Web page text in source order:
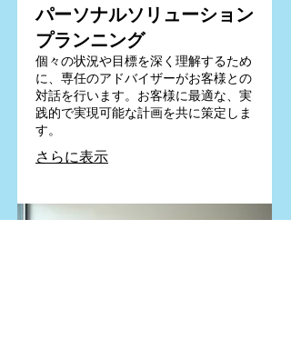
パーソナルソリューション
プランニング
個々の状況や目標を深く理解するため
に、専任のアドバイザーがお客様との
対話を行います。お客様に最適な、実
践的で実現可能な計画を共に策定しま
す。
さらに表示